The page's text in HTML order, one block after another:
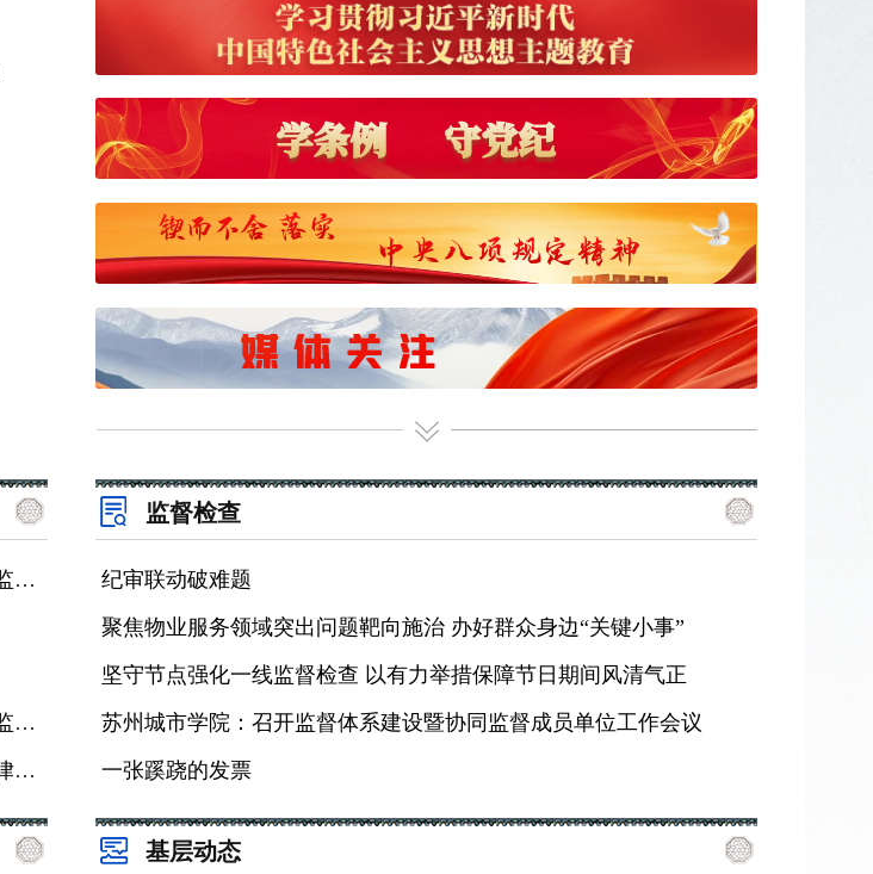
苏州高新区横塘街道非公经济党工委书记许春华接受纪律审查和监察调查
姑苏区市场监督管理局金阊分局二级主办徐海战接受纪律审查和监察调查
张家港市水务环保集团有限公司党委书记、董事长卢东亮接受纪律审查和监察调查
监督检查
纪审联动破难题
聚焦物业服务领域突出问题靶向施治 办好群众身边“关键小事”
坚守节点强化一线监督检查 以有力举措保障节日期间风清气正
苏州城市学院：召开监督体系建设暨协同监督成员单位工作会议
一张蹊跷的发票
基层动态